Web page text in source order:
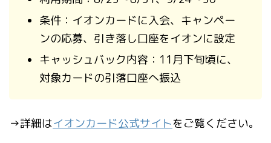
条件：イオンカードに入会、キャンペー
ンの応募、引き落し口座をイオンに設定
キャッシュバック内容：11月下旬頃に、
対象カードの引落口座へ振込
→詳細はイオンカード公式サイトをご覧ください。